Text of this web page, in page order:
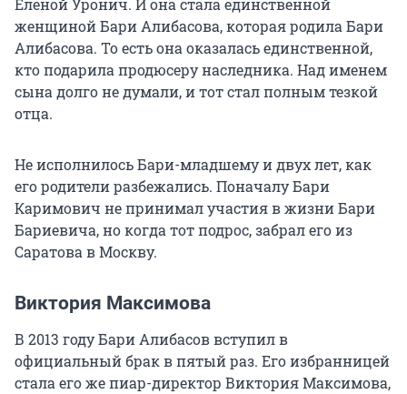
Еленой Уронич. И она стала единственной
женщиной Бари Алибасова, которая родила Бари
Алибасова. То есть она оказалась единственной,
кто подарила продюсеру наследника. Над именем
сына долго не думали, и тот стал полным тезкой
отца.
Не исполнилось Бари-младшему и двух лет, как
его родители разбежались. Поначалу Бари
Каримович не принимал участия в жизни Бари
Бариевича, но когда тот подрос, забрал его из
Саратова в Москву.
Виктория Максимова
В 2013 году Бари Алибасов вступил в
официальный брак в пятый раз. Его избранницей
стала его же пиар-директор Виктория Максимова,